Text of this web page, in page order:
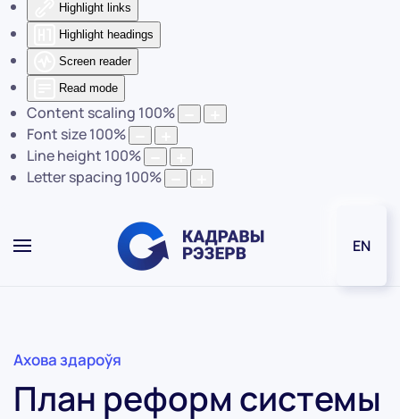
Highlight links
Highlight headings
Screen reader
Read mode
Content scaling 100%
Font size100%
Line height 100%
Letter spacing 100%
EN
Ахова здароўя
План реформ системы